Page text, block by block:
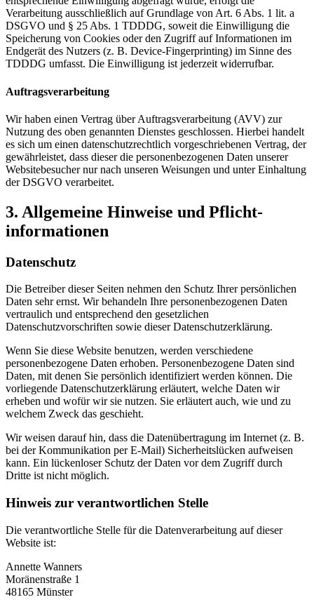
Verarbeitung ausschließlich auf Grundlage von Art. 6 Abs. 1 lit. a
DSGVO und § 25 Abs. 1 TDDDG, soweit die Einwilligung die
Speicherung von Cookies oder den Zugriff auf Informationen im
Endgerät des Nutzers (z. B. Device-Fingerprinting) im Sinne des
TDDDG umfasst. Die Einwilligung ist jederzeit widerrufbar.
Auftragsverarbeitung
Wir haben einen Vertrag über Auftragsverarbeitung (AVV) zur
Nutzung des oben genannten Dienstes geschlossen. Hierbei handelt
es sich um einen datenschutzrechtlich vorgeschriebenen Vertrag, der
gewährleistet, dass dieser die personenbezogenen Daten unserer
Websitebesucher nur nach unseren Weisungen und unter Einhaltung
der DSGVO verarbeitet.
3. Allgemeine Hinweise und Pflicht­
informationen
Datenschutz
Die Betreiber dieser Seiten nehmen den Schutz Ihrer persönlichen
Daten sehr ernst. Wir behandeln Ihre personenbezogenen Daten
vertraulich und entsprechend den gesetzlichen
Datenschutzvorschriften sowie dieser Datenschutzerklärung.
Wenn Sie diese Website benutzen, werden verschiedene
personenbezogene Daten erhoben. Personenbezogene Daten sind
Daten, mit denen Sie persönlich identifiziert werden können. Die
vorliegende Datenschutzerklärung erläutert, welche Daten wir
erheben und wofür wir sie nutzen. Sie erläutert auch, wie und zu
welchem Zweck das geschieht.
Wir weisen darauf hin, dass die Datenübertragung im Internet (z. B.
bei der Kommunikation per E-Mail) Sicherheitslücken aufweisen
kann. Ein lückenloser Schutz der Daten vor dem Zugriff durch
Dritte ist nicht möglich.
Hinweis zur verantwortlichen Stelle
Die verantwortliche Stelle für die Datenverarbeitung auf dieser
Website ist:
Annette Wanners
Moränenstraße 1
48165 Münster